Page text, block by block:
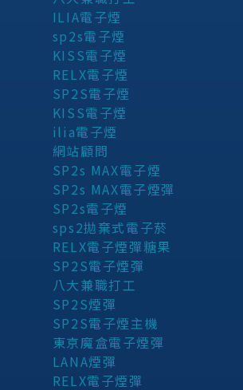
ILIA電子煙
sp2s電子煙
KISS電子煙
RELX電子煙
SP2S電子煙
KISS電子煙
ilia電子煙
網站顧問
SP2s MAX電子煙
SP2s MAX電子煙彈
SP2s電子煙
sps2拋棄式電子菸
RELX電子煙彈糖果
SP2S電子煙彈
八大兼職打工
SP2S煙彈
SP2S電子煙主機
東京魔盒電子煙彈
LANA煙彈
RELX電子煙彈